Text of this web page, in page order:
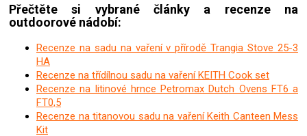
Přečtěte si vybrané články a recenze na
outdoorové nádobí:
Recenze na sadu na vaření v přírodě Trangia Stove 25-3
HA
Recenze na třídílnou sadu na vaření KEITH Cook set
Recenze na litinové hrnce Petromax Dutch Ovens FT6 a
FT0,5
Recenze na titanovou sadu na vaření Keith Canteen Mess
Kit